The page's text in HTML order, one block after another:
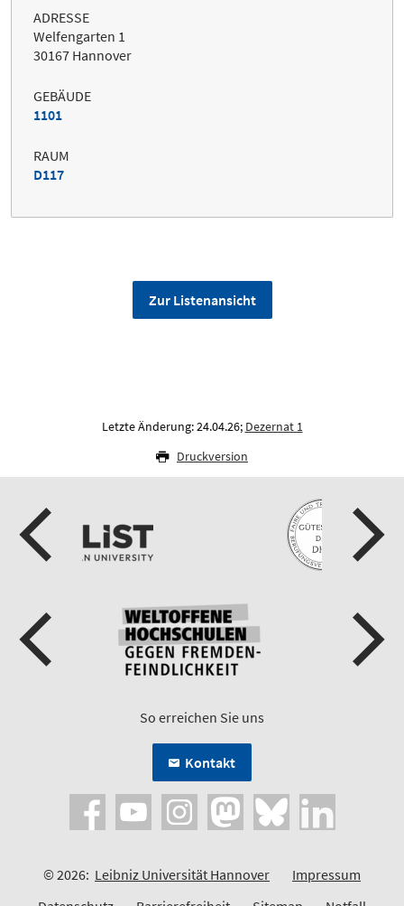
ADRESSE
Welfengarten 1
30167 Hannover
GEBÄUDE
1101
RAUM
D117
Zur Listenansicht
Letzte Änderung: 24.04.26; Dezernat 1
Druckversion
So erreichen Sie uns
Kontakt
© 2026: Leibniz Universität Hannover
Impressum